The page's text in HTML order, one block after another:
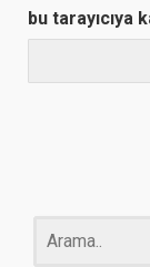
bu tarayıcıya